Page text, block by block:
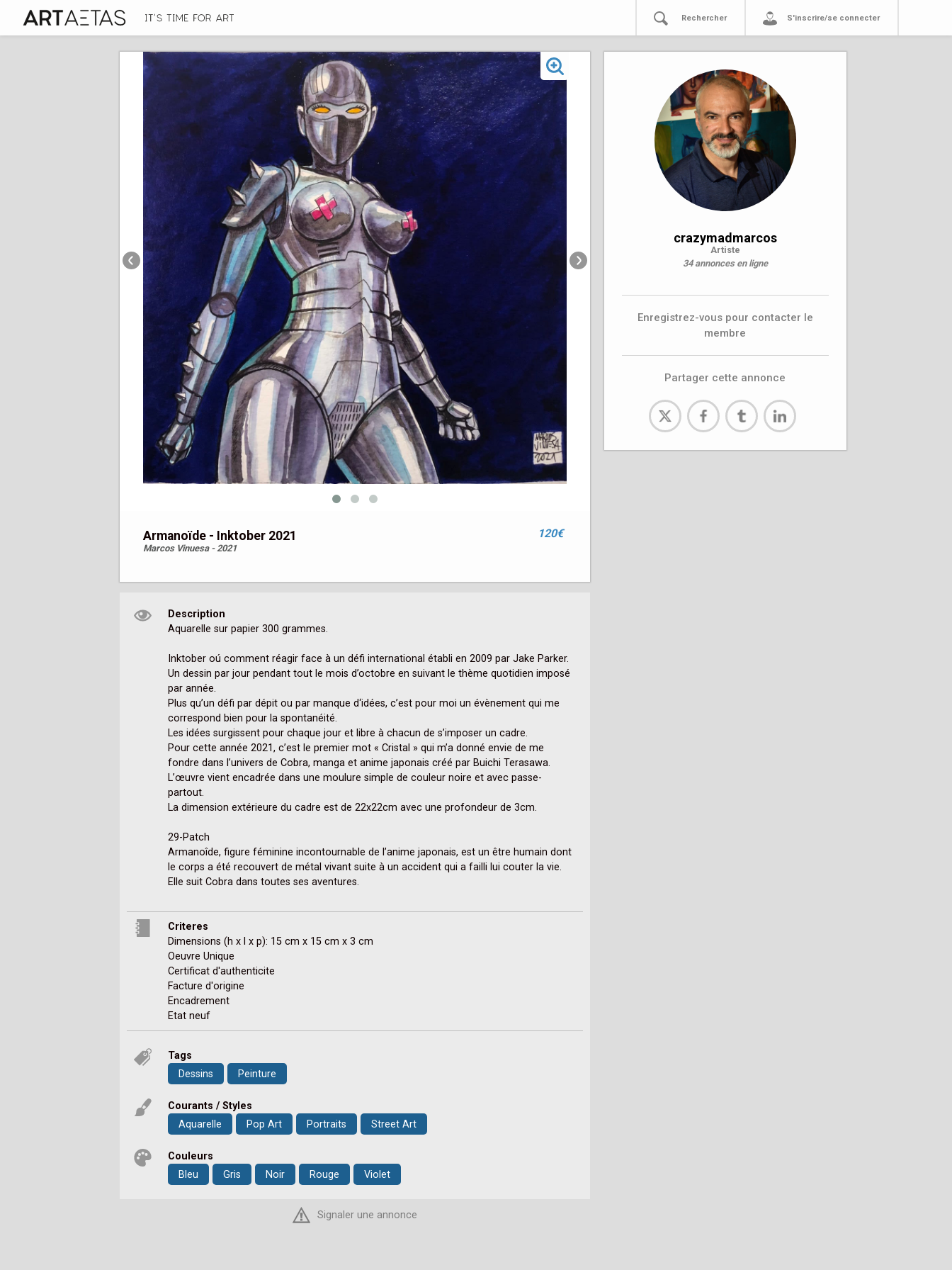
Rechercher S'inscrire/se connecter
Armanoïde - Inktober 2021
Marcos Vinuesa - 2021
120€
Description
Aquarelle sur papier 300 grammes.
Inktober oú comment réagir face à un défi international établi en 2009 par Jake Parker.
Un dessin par jour pendant tout le mois d’octobre en suivant le thème quotidien imposé
par année.
Plus qu’un défi par dépit ou par manque d‘idées, c’est pour moi un évènement qui me
correspond bien pour la spontanéité.
Les idées surgissent pour chaque jour et libre à chacun de s’imposer un cadre.
Pour cette année 2021, c’est le premier mot « Cristal » qui m’a donné envie de me
fondre dans l’univers de Cobra, manga et anime japonais créé par Buichi Terasawa.
L’œuvre vient encadrée dans une moulure simple de couleur noire et avec passe-
partout.
La dimension extérieure du cadre est de 22x22cm avec une profondeur de 3cm.
29-Patch
Armanoîde, figure féminine incontournable de l’anime japonais, est un être humain dont
le corps a été recouvert de métal vivant suite à un accident qui a failli lui couter la vie.
Elle suit Cobra dans toutes ses aventures.
Criteres
Dimensions (h x l x p): 15 cm x 15 cm x 3 cm
Oeuvre Unique
Certificat d'authenticite
Facture d'origine
Encadrement
Etat neuf
Tags
Dessins
Peinture
Courants / Styles
Aquarelle
Pop Art Portraits Street Art
Couleurs
Bleu
Gris Noir Rouge Violet
Signaler une annonce
crazymadmarcos
Artiste
34 annonces en ligne
Enregistrez-vous pour contacter le
membre
Partager cette annonce